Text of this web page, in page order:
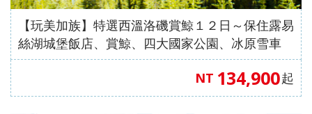
【玩美加族】特選西溫洛磯賞鯨１２日～保住露易
絲湖城堡飯店、賞鯨、四大國家公園、冰原雪車
NT 134,900起